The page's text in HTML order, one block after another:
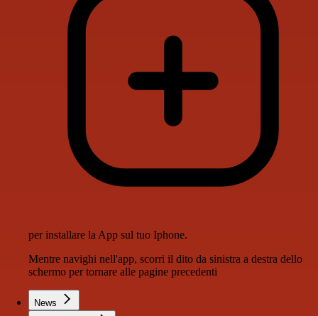
per installare la App sul tuo Iphone.
Mentre navighi nell'app, scorri il dito da sinistra a destra dello
schermo per tornare alle pagine precedenti
News